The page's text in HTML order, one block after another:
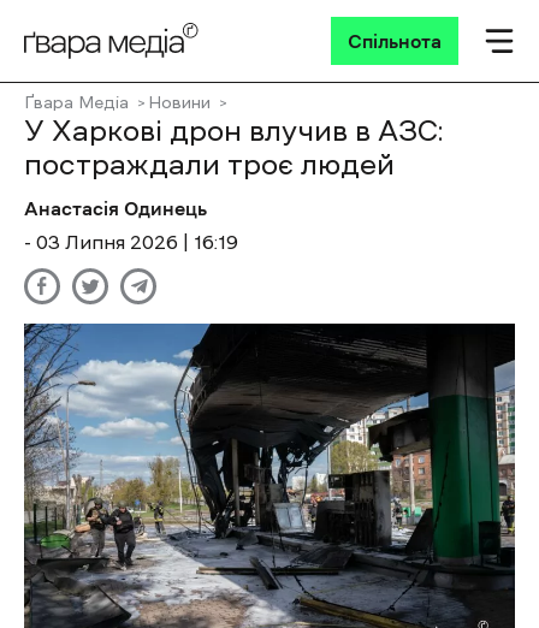
Спільнота
Ґвара Медіа Новини
У Харкові дрон влучив в АЗС:
постраждали троє людей
Анастасія Одинець
- 03 Липня 2026 | 16:19